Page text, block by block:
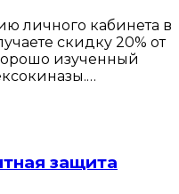
личного кабинета в
скидку 20% от
изученный
защита